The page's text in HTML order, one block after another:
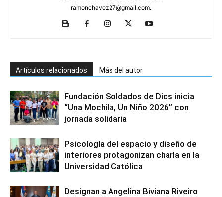
ramonchavez27@gmail.com.
Artículos relacionados Más del autor
Fundación Soldados de Dios inicia
“Una Mochila, Un Niño 2026” con
jornada solidaria
Psicología del espacio y diseño de
interiores protagonizan charla en la
Universidad Católica
Designan a Angelina Biviana Riveiro